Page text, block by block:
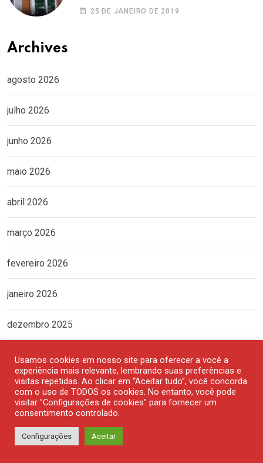
25 DE JANEIRO DE 2019
Archives
agosto 2026
julho 2026
junho 2026
maio 2026
abril 2026
março 2026
fevereiro 2026
janeiro 2026
dezembro 2025
novembro 2025
outubro 2025
setembro 2025
agosto 2025
Usamos cookies em nosso site para oferecer a você a
experiência mais relevante, lembrando suas preferências e
visitas repetidas. Ao clicar em “Aceitar tudo”, você concorda
com o uso de TODOS os cookies. No entanto, você pode
visitar "Configurações de cookies" para fornecer um
consentimento controlado.
Configurações Aceitar